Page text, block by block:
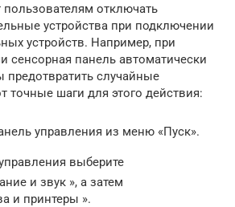
пользователям отключать
устройства при подключении
устройств. Например, при
панель автоматически
предотвратить случайные
точные шаги для этого действия:
управления из меню «Пуск».
выберите
и звук », а затем
и принтеры ».